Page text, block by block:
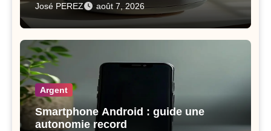
José PEREZ août 7, 2026
Argent
Smartphone Android : guide une
autonomie record